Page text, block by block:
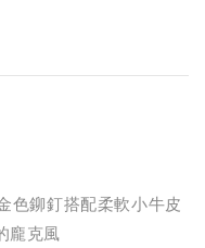
色鉚釘搭配柔軟小牛皮
龐克風